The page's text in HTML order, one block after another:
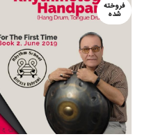
فروخته
شده